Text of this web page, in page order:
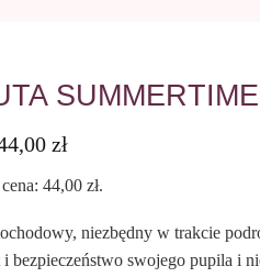
SUMMERTIME
zł
44,00 zł.
niezbędny w trakcie
bezpieczeństwo swojego pupila i